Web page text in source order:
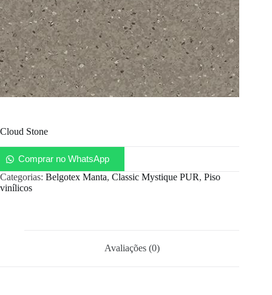
Cloud Stone
Comprar no WhatsApp
Categorias: Belgotex Manta, Classic Mystique PUR, Piso
vinílicos
Avaliações (0)